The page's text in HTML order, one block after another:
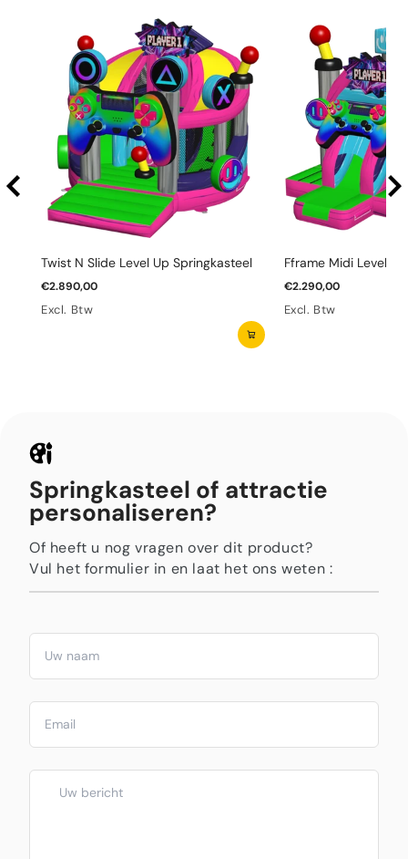
Twist N Slide Level Up Springkasteel
€2.890,00
Excl. Btw
Fframe Midi Level
€2.290,00
Excl. Btw
Springkasteel of attractie
personaliseren?
Of heeft u nog vragen over dit product?
Vul het formulier in en laat het ons weten :